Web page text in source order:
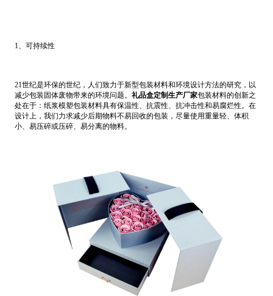
1、可持续性
21世纪是环保的世纪，人们致力于新型包装材料和环境设计方法的研究，以
减少包装固体废物带来的环境问题。 礼品盒定制生产厂家包装材料的创新之
处在于：纸浆模塑包装材料具有保温性、抗震性、抗冲击性和易腐烂性。在
设计上，我们力求减少后期物料不易回收的包装，尽量使用重量轻、体积
小、易压碎或压碎、易分离的物料。